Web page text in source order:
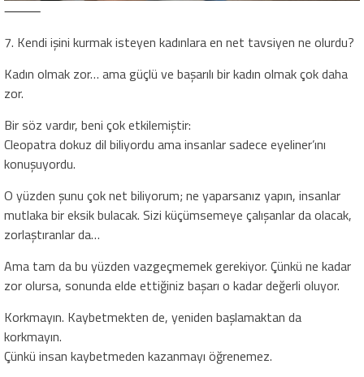
⸻
7. Kendi işini kurmak isteyen kadınlara en net tavsiyen ne olurdu?
Kadın olmak zor… ama güçlü ve başarılı bir kadın olmak çok daha
zor.
Bir söz vardır, beni çok etkilemiştir:
Cleopatra dokuz dil biliyordu ama insanlar sadece eyeliner’ını
konuşuyordu.
O yüzden şunu çok net biliyorum; ne yaparsanız yapın, insanlar
mutlaka bir eksik bulacak. Sizi küçümsemeye çalışanlar da olacak,
zorlaştıranlar da…
Ama tam da bu yüzden vazgeçmemek gerekiyor. Çünkü ne kadar
zor olursa, sonunda elde ettiğiniz başarı o kadar değerli oluyor.
Korkmayın. Kaybetmekten de, yeniden başlamaktan da
korkmayın.
Çünkü insan kaybetmeden kazanmayı öğrenemez.